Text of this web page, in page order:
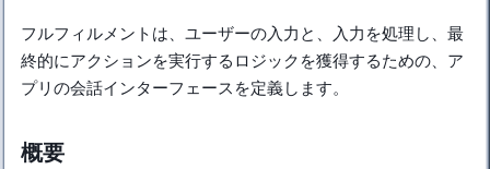
フルフィルメントは、ユーザーの入力と、入力を処理し、最
終的にアクションを実行するロジックを獲得するための、ア
プリの会話インターフェースを定義します。
概要